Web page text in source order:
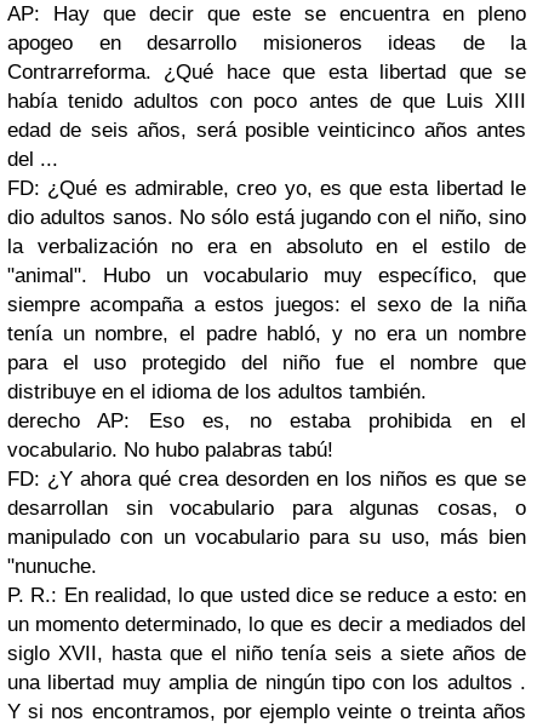
AP: Hay que decir que este se encuentra en pleno
apogeo en desarrollo misioneros ideas de la
Contrarreforma. ¿Qué hace que esta libertad que se
había tenido adultos con poco antes de que Luis XIII
edad de seis años, será posible veinticinco años antes
del ...
FD: ¿Qué es admirable, creo yo, es que esta libertad le
dio adultos sanos. No sólo está jugando con el niño, sino
la verbalización no era en absoluto en el estilo de
"animal". Hubo un vocabulario muy específico, que
siempre acompaña a estos juegos: el sexo de la niña
tenía un nombre, el padre habló, y no era un nombre
para el uso protegido del niño fue el nombre que
distribuye en el idioma de los adultos también.
derecho AP: Eso es, no estaba prohibida en el
vocabulario. No hubo palabras tabú!
FD: ¿Y ahora qué crea desorden en los niños es que se
desarrollan sin vocabulario para algunas cosas, o
manipulado con un vocabulario para su uso, más bien
"nunuche.
P. R.: En realidad, lo que usted dice se reduce a esto: en
un momento determinado, lo que es decir a mediados del
siglo XVII, hasta que el niño tenía seis a siete años de
una libertad muy amplia de ningún tipo con los adultos .
Y si nos encontramos, por ejemplo veinte o treinta años